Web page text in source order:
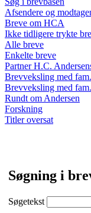
Afsendere og
Breve om HCA
Ikke tidligere trykte
Alle breve
Enkelte breve
Partner H.C.
Brevveksling med
Brevveksling med
Rundt om Andersen
Forskning
Titler oversat
Søgning i
Søgetekst